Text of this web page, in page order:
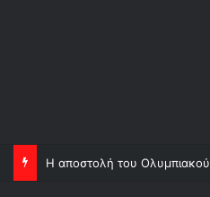
Η αποστολή του Ολυμπιακού